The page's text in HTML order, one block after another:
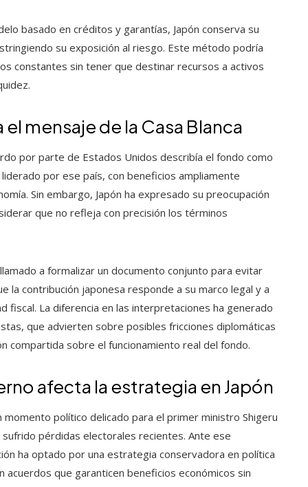
basado en créditos y garantías, Japón conserva su
su exposición al riesgo. Este método podría
constantes sin tener que destinar recursos a activos
mensaje de la Casa Blanca
por parte de Estados Unidos describía el fondo como
por ese país, con beneficios ampliamente
Sin embargo, Japón ha expresado su preocupación
que no refleja con precisión los términos
a formalizar un documento conjunto para evitar
la contribución japonesa responde a su marco legal y a
fiscal. La diferencia en las interpretaciones ha generado
que advierten sobre posibles fricciones diplomáticas
compartida sobre el funcionamiento real del fondo.
afecta la estrategia en Japón
momento político delicado para el primer ministro Shigeru
pérdidas electorales recientes. Ante ese
ha optado por una estrategia conservadora en política
acuerdos que garanticen beneficios económicos sin